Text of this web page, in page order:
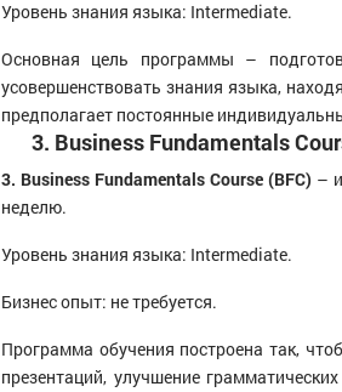
Уровень знания языка: Intermediate.
Основная цель программы –
усовершенствовать знания языка,
предполагает постоянные
3. Business Fundamentals
3. Business Fundamentals Course (BFC) –
неделю.
Уровень знания языка: Intermediate.
Бизнес опыт: не требуется.
Программа обучения построена так,
презентаций, улучшение